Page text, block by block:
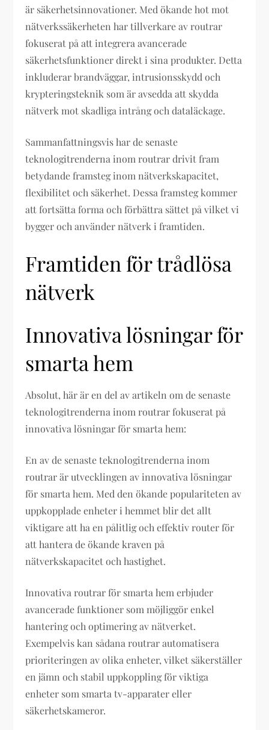
är säkerhetsinnovationer. Med ökande hot mot
nätverkssäkerheten har tillverkare av routrar
fokuserat på att integrera avancerade
säkerhetsfunktioner direkt i sina produkter. Detta
inkluderar brandväggar, intrusionsskydd och
krypteringsteknik som är avsedda att skydda
nätverk mot skadliga intrång och dataläckage.
Sammanfattningsvis har de senaste
teknologitrenderna inom routrar drivit fram
betydande framsteg inom nätverkskapacitet,
flexibilitet och säkerhet. Dessa framsteg kommer
att fortsätta forma och förbättra sättet på vilket vi
bygger och använder nätverk i framtiden.
Framtiden för trådlösa
nätverk
Innovativa lösningar för
smarta hem
Absolut, här är en del av artikeln om de senaste
teknologitrenderna inom routrar fokuserat på
innovativa lösningar för smarta hem:
En av de senaste teknologitrenderna inom
routrar är utvecklingen av innovativa lösningar
för smarta hem. Med den ökande populariteten av
uppkopplade enheter i hemmet blir det allt
viktigare att ha en pålitlig och effektiv router för
att hantera de ökande kraven på
nätverkskapacitet och hastighet.
Innovativa routrar för smarta hem erbjuder
avancerade funktioner som möjliggör enkel
hantering och optimering av nätverket.
Exempelvis kan sådana routrar automatisera
prioriteringen av olika enheter, vilket säkerställer
en jämn och stabil uppkoppling för viktiga
enheter som smarta tv-apparater eller
säkerhetskameror.